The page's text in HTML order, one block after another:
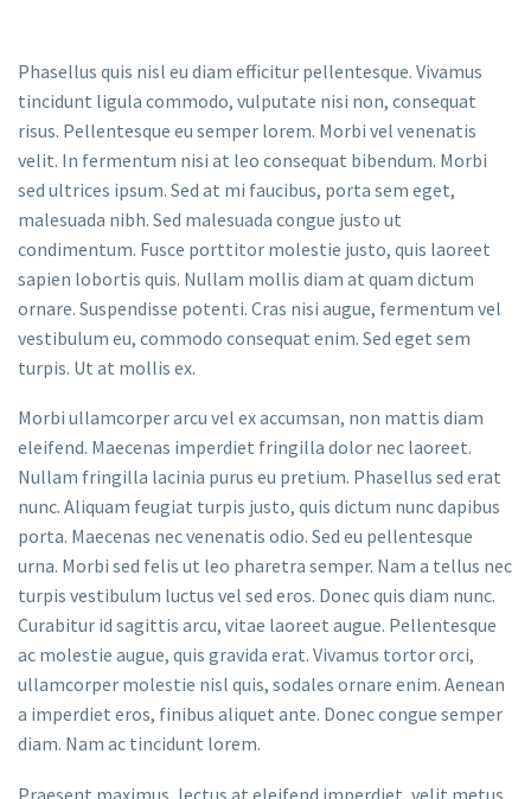
Phasellus quis nisl eu diam efficitur pellentesque. Vivamus
tincidunt ligula commodo, vulputate nisi non, consequat
risus. Pellentesque eu semper lorem. Morbi vel venenatis
velit. In fermentum nisi at leo consequat bibendum. Morbi
sed ultrices ipsum. Sed at mi faucibus, porta sem eget,
malesuada nibh. Sed malesuada congue justo ut
condimentum. Fusce porttitor molestie justo, quis laoreet
sapien lobortis quis. Nullam mollis diam at quam dictum
ornare. Suspendisse potenti. Cras nisi augue, fermentum vel
vestibulum eu, commodo consequat enim. Sed eget sem
turpis. Ut at mollis ex.
Morbi ullamcorper arcu vel ex accumsan, non mattis diam
eleifend. Maecenas imperdiet fringilla dolor nec laoreet.
Nullam fringilla lacinia purus eu pretium. Phasellus sed erat
nunc. Aliquam feugiat turpis justo, quis dictum nunc dapibus
porta. Maecenas nec venenatis odio. Sed eu pellentesque
urna. Morbi sed felis ut leo pharetra semper. Nam a tellus nec
turpis vestibulum luctus vel sed eros. Donec quis diam nunc.
Curabitur id sagittis arcu, vitae laoreet augue. Pellentesque
ac molestie augue, quis gravida erat. Vivamus tortor orci,
ullamcorper molestie nisl quis, sodales ornare enim. Aenean
a imperdiet eros, finibus aliquet ante. Donec congue semper
diam. Nam ac tincidunt lorem.
Praesent maximus, lectus at eleifend imperdiet, velit metus